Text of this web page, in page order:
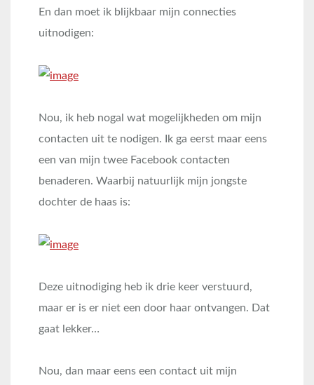
En dan moet ik blijkbaar mijn connecties
uitnodigen:
Nou, ik heb nogal wat mogelijkheden om mijn
contacten uit te nodigen. Ik ga eerst maar eens
een van mijn twee Facebook contacten
benaderen. Waarbij natuurlijk mijn jongste
dochter de haas is:
Deze uitnodiging heb ik drie keer verstuurd,
maar er is er niet een door haar ontvangen. Dat
gaat lekker…
Nou, dan maar eens een contact uit mijn